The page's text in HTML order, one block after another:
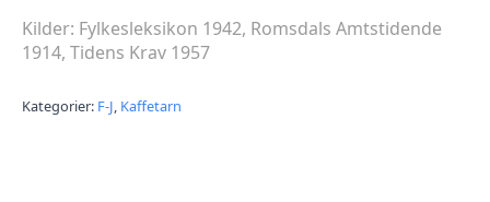
Kilder: Fylkesleksikon 1942, Romsdals Amtstidende
1914, Tidens Krav 1957
Kategorier: F-J, Kaffetarn